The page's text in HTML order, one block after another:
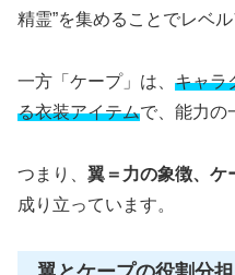
精霊”を集めることでレベ
一方「ケープ」は、 キャラ
る衣装アイテムで、能力の
つまり、 翼＝力の象徴、ケ
成り立っています。